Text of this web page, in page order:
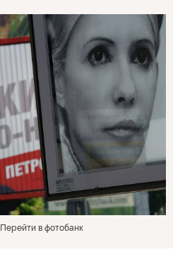
Перейти в фотобанк